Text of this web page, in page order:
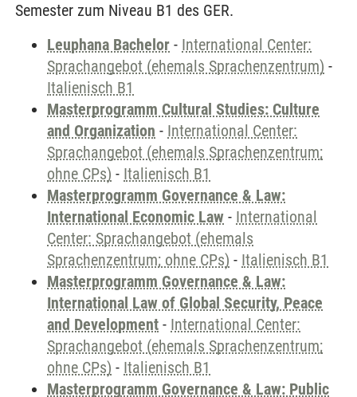
Semester zum Niveau B1 des GER.
Leuphana Bachelor - International Center:
Sprachangebot (ehemals Sprachenzentrum) -
Italienisch B1
Masterprogramm Cultural Studies: Culture
and Organization - International Center:
Sprachangebot (ehemals Sprachenzentrum;
ohne CPs) - Italienisch B1
Masterprogramm Governance & Law:
International Economic Law - International
Center: Sprachangebot (ehemals
Sprachenzentrum; ohne CPs) - Italienisch B1
Masterprogramm Governance & Law:
International Law of Global Security, Peace
and Development - International Center:
Sprachangebot (ehemals Sprachenzentrum;
ohne CPs) - Italienisch B1
Masterprogramm Governance & Law: Public